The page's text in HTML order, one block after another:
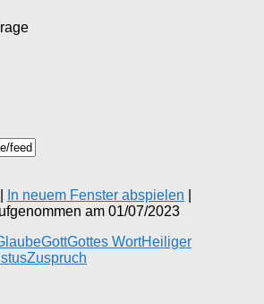
In neuem Fenster abspielen
am 01/07/2023
GottGottes WortHeiliger
Zuspruch